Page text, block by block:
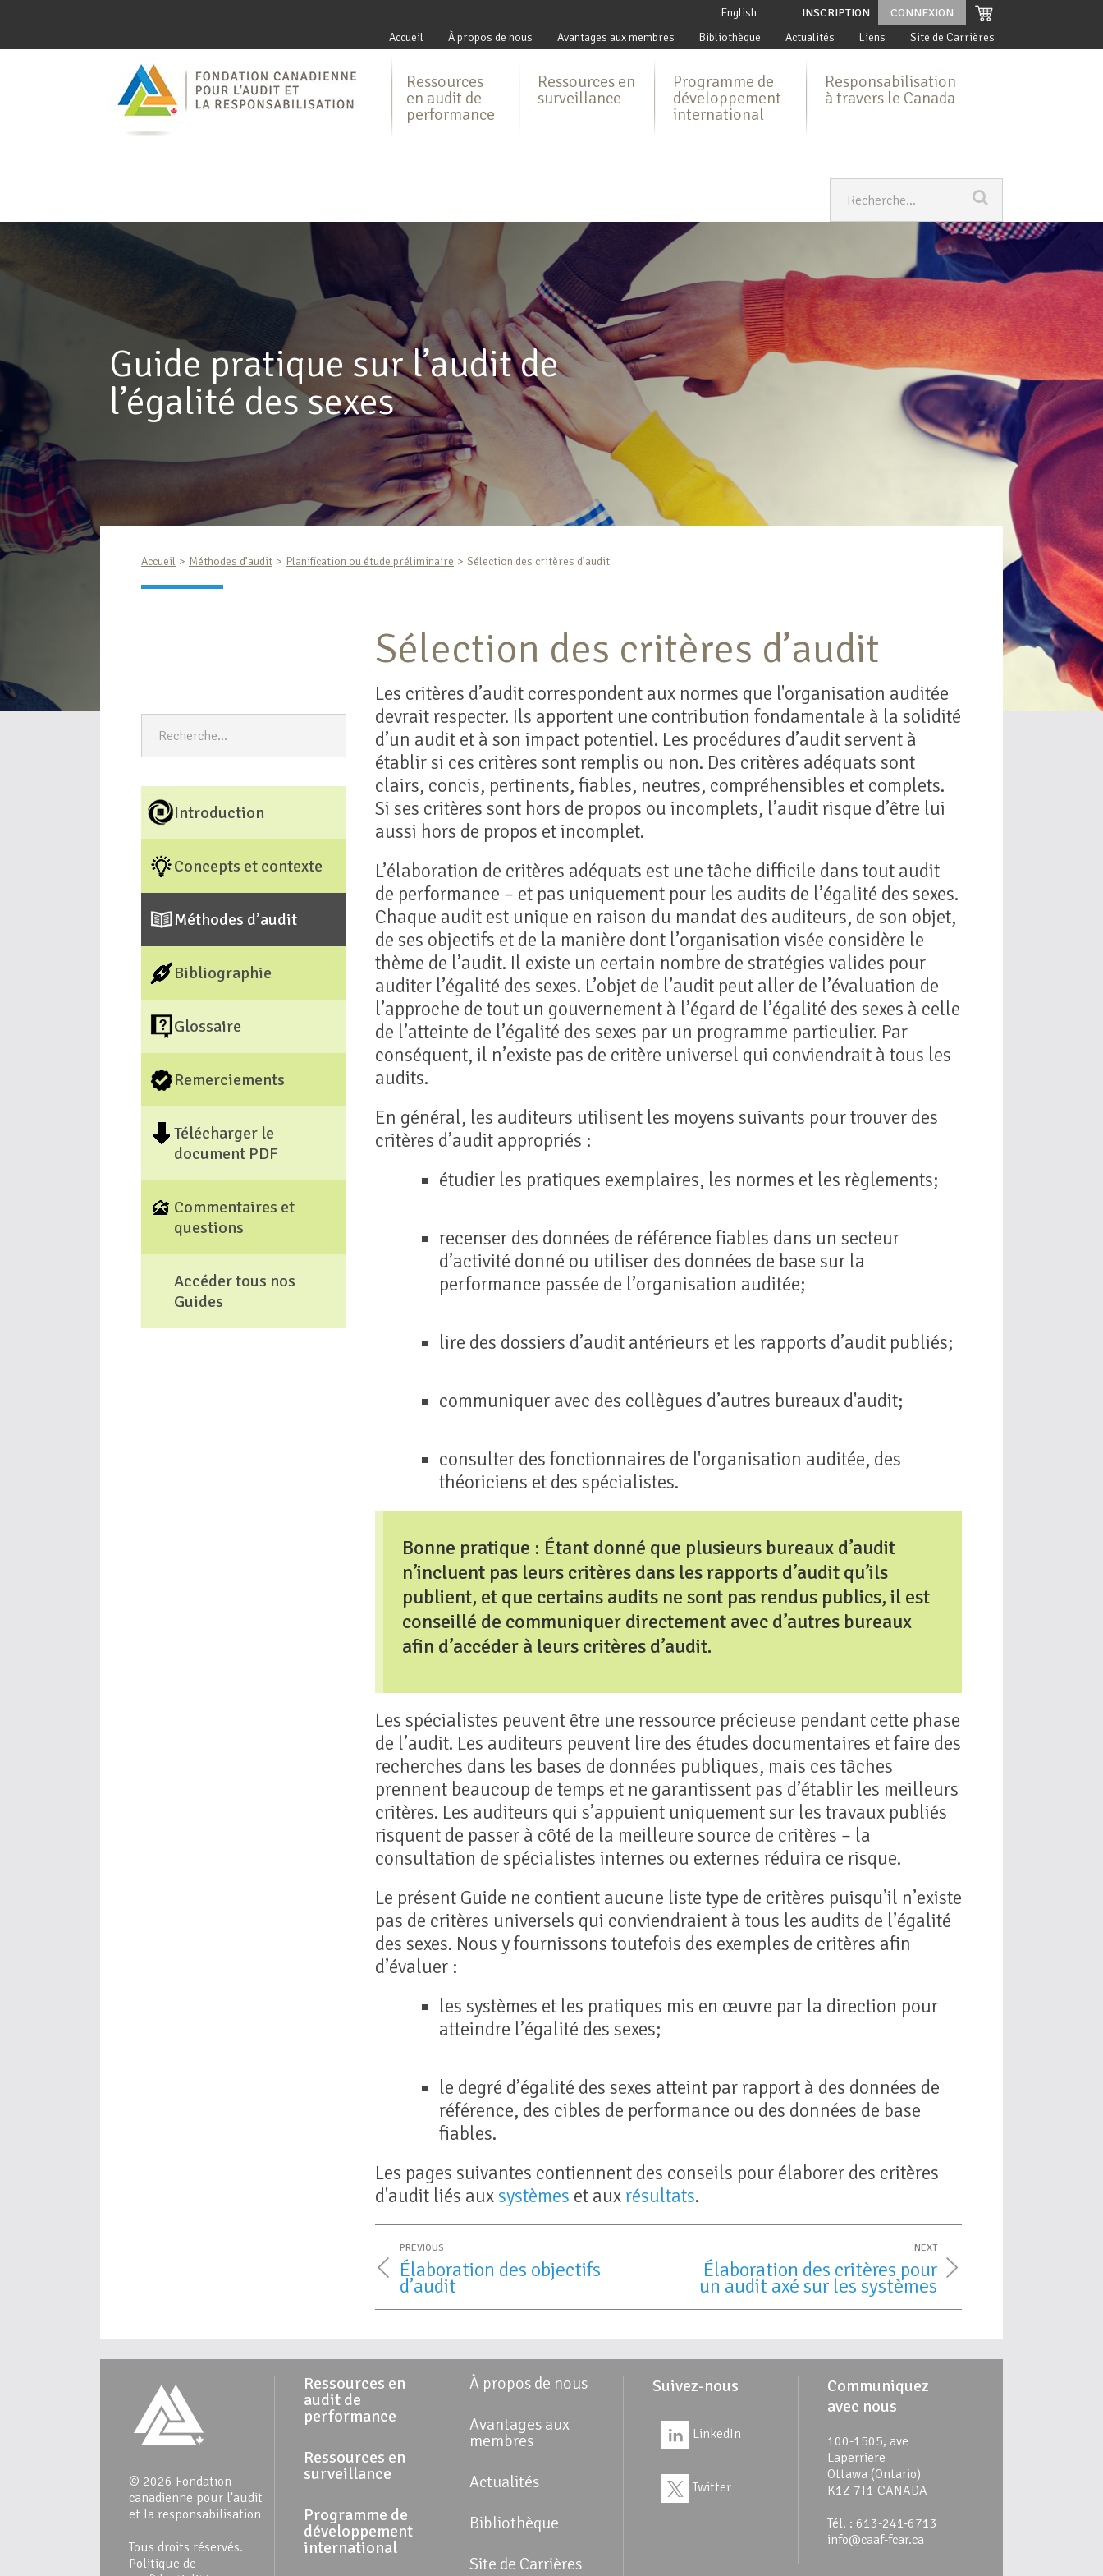
CONNEXION
INSCRIPTION
English
Accueil
À propos de nous Avantages aux membres Bibliothèque Actualités Liens Site de Carrières
Ressources
en audit de
performance
Ressources en
surveillance
Programme de
développement
international
Responsabilisation
à travers le Canada
Guide pratique sur l’audit de
l’égalité des sexes
Accueil Méthodes d’audit Planification ou étude préliminaire Sélection des critères d’audit
Introduction
Concepts et contexte
Méthodes d’audit
Bibliographie
Glossaire
Remerciements
Télécharger le
document PDF
Commentaires et
questions
Accéder tous nos
Guides
Sélection des critères d’audit
Les critères d’audit correspondent aux normes que l'organisation auditée
devrait respecter. Ils apportent une contribution fondamentale à la solidité
d’un audit et à son impact potentiel. Les procédures d’audit servent à
établir si ces critères sont remplis ou non. Des critères adéquats sont
clairs, concis, pertinents, fiables, neutres, compréhensibles et complets.
Si ses critères sont hors de propos ou incomplets, l’audit risque d’être lui
aussi hors de propos et incomplet.
L’élaboration de critères adéquats est une tâche difficile dans tout audit
de performance – et pas uniquement pour les audits de l’égalité des sexes.
Chaque audit est unique en raison du mandat des auditeurs, de son objet,
de ses objectifs et de la manière dont l’organisation visée considère le
thème de l’audit. Il existe un certain nombre de stratégies valides pour
auditer l’égalité des sexes. L’objet de l’audit peut aller de l’évaluation de
l’approche de tout un gouvernement à l’égard de l’égalité des sexes à celle
de l’atteinte de l’égalité des sexes par un programme particulier. Par
conséquent, il n’existe pas de critère universel qui conviendrait à tous les
audits.
En général, les auditeurs utilisent les moyens suivants pour trouver des
critères d’audit appropriés :
étudier les pratiques exemplaires, les normes et les règlements;
recenser des données de référence fiables dans un secteur
d’activité donné ou utiliser des données de base sur la
performance passée de l’organisation auditée;
lire des dossiers d’audit antérieurs et les rapports d’audit publiés;
communiquer avec des collègues d’autres bureaux d'audit;
consulter des fonctionnaires de l'organisation auditée, des
théoriciens et des spécialistes.
Bonne pratique : Étant donné que plusieurs bureaux d’audit
n’incluent pas leurs critères dans les rapports d’audit qu’ils
publient, et que certains audits ne sont pas rendus publics, il est
conseillé de communiquer directement avec d’autres bureaux
afin d’accéder à leurs critères d’audit.
Les spécialistes peuvent être une ressource précieuse pendant cette phase
de l’audit. Les auditeurs peuvent lire des études documentaires et faire des
recherches dans les bases de données publiques, mais ces tâches
prennent beaucoup de temps et ne garantissent pas d’établir les meilleurs
critères. Les auditeurs qui s’appuient uniquement sur les travaux publiés
risquent de passer à côté de la meilleure source de critères – la
consultation de spécialistes internes ou externes réduira ce risque.
Le présent Guide ne contient aucune liste type de critères puisqu’il n’existe
pas de critères universels qui conviendraient à tous les audits de l’égalité
des sexes. Nous y fournissons toutefois des exemples de critères afin
d’évaluer :
les systèmes et les pratiques mis en œuvre par la direction pour
atteindre l’égalité des sexes;
le degré d’égalité des sexes atteint par rapport à des données de
référence, des cibles de performance ou des données de base
fiables.
Les pages suivantes contiennent des conseils pour élaborer des critères
d'audit liés auxsystèmes et aux résultats.
PREVIOUS
Élaboration des objectifs
d’audit
NEXT
Élaboration des critères pour
un audit axé sur les systèmes
© 2026 Fondation
canadienne pour l'audit
et la responsabilisation
Tous droits réservés.
Politique de
Ressources en
audit de
performance
Ressources en
surveillance
Programme de
développement
international
À propos de nous
Avantages aux
membres
Actualités
Bibliothèque
Site de Carrières
Suivez-nous
LinkedIn
Twitter
Communiquez
avec nous
100-1505, ave
Laperriere
Ottawa (Ontario)
K1Z 7T1 CANADA
Tél. : 613-241-6713
info@caaf-fcar.ca